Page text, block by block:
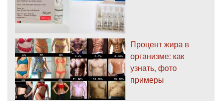
Процент жира в
организме: как
узнать, фото
примеры